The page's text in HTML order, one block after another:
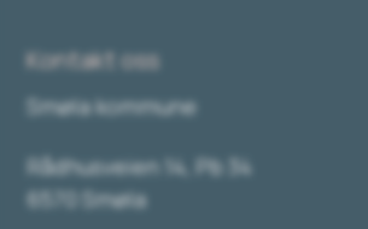
Kontakt oss
Smøla kommune
Rådhusveien 14, Pb 34
6570 Smøla